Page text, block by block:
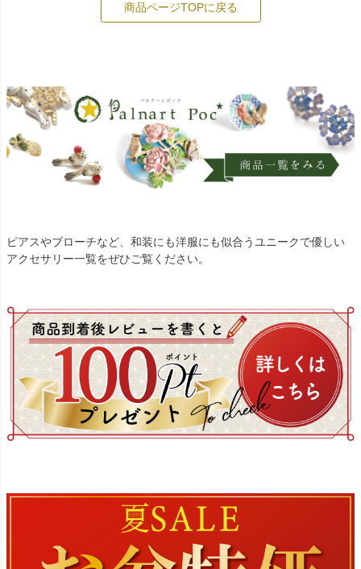
商品ページTOPに戻る
ピアスやブローチなど、和装にも洋服にも似合うユニークで優しい
アクセサリー一覧をぜひご覧ください。